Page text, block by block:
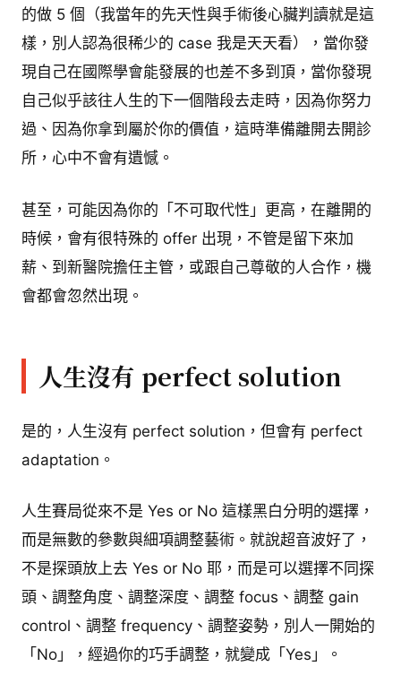
的做 5 個（我當年的先天性與手術後心臟判讀就是這
樣，別人認為很稀少的 case 我是天天看），當你發
現自己在國際學會能發展的也差不多到頂，當你發現
自己似乎該往人生的下一個階段去走時，因為你努力
過、因為你拿到屬於你的價值，這時準備離開去開診
所，心中不會有遺憾。
甚至，可能因為你的「不可取代性」更高，在離開的
時候，會有很特殊的 offer 出現，不管是留下來加
薪、到新醫院擔任主管，或跟自己尊敬的人合作，機
會都會忽然出現。
人生沒有 perfect solution
是的，人生沒有 perfect solution，但會有 perfect
adaptation。
人生賽局從來不是 Yes or No 這樣黑白分明的選擇，
而是無數的參數與細項調整藝術。就說超音波好了，
不是探頭放上去 Yes or No 耶，而是可以選擇不同探
頭、調整角度、調整深度、調整 focus、調整 gain
control、調整 frequency、調整姿勢，別人一開始的
「No」，經過你的巧手調整，就變成「Yes」。